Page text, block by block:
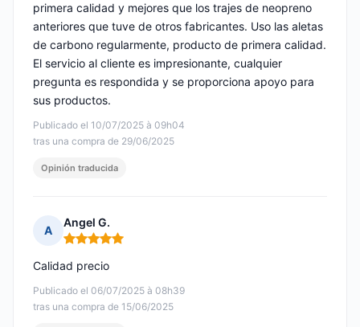
Publicado el 10/07/2025 à 09h04
tras una compra de 29/06/2025
primera calidad y mejores que los trajes de neopreno
anteriores que tuve de otros fabricantes. Uso las aletas
de carbono regularmente, producto de primera calidad.
El servicio al cliente es impresionante, cualquier
pregunta es respondida y se proporciona apoyo para
sus productos.
Opinión traducida
A
Angel G.
Nota: 5 de 5
Publicado el 06/07/2025 à 08h39
tras una compra de 15/06/2025
Calidad precio